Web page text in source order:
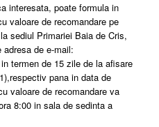
interesata, poate formula in
valoare de recomandare pe
sediul Primariei Baia de Cris,
de e-mail:
termen de 15 zile de la afisare
pana in data de
valoare de recomandare va
8:00 in sala de sedinta a